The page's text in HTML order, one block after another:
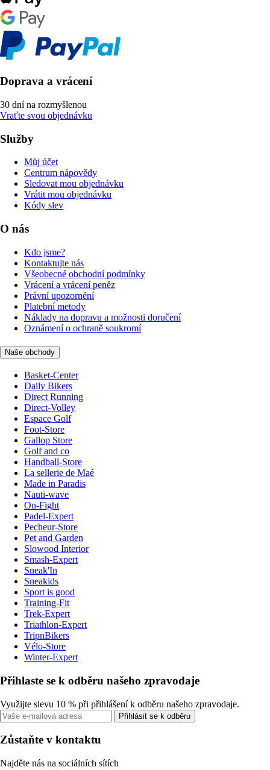
Doprava a vrácení
30 dní na rozmyšlenou
Vraťte svou objednávku
Služby
Můj účet
Centrum nápovědy
Sledovat mou objednávku
Vrátit mou objednávku
Kódy slev
O nás
Kdo jsme?
Kontaktujte nás
Všeobecné obchodní podmínky
Vrácení a vrácení peněz
Právní upozornění
Platební metody
Náklady na dopravu a možnosti doručení
Oznámení o ochraně soukromí
Naše obchody
Basket-Center
Daily Bikers
Direct Running
Direct-Volley
Espace Golf
Foot-Store
Gallop Store
Golf and co
Handball-Store
La sellerie de Maé
Made in Paradis
Nauti-wave
On-Fight
Padel-Expert
Pecheur-Store
Pet and Garden
Slowood Interior
Smash-Expert
Sneak'In
Sneakids
Sport is good
Training-Fit
Trek-Expert
Triathlon-Expert
TripnBikers
Vélo-Store
Winter-Expert
Přihlaste se k odběru našeho zpravodaje
Využijte slevu 10 % při přihlášení k odběru našeho zpravodaje.
Přihlásit se k odběru
Zůstaňte v kontaktu
Najděte nás na sociálních sítích